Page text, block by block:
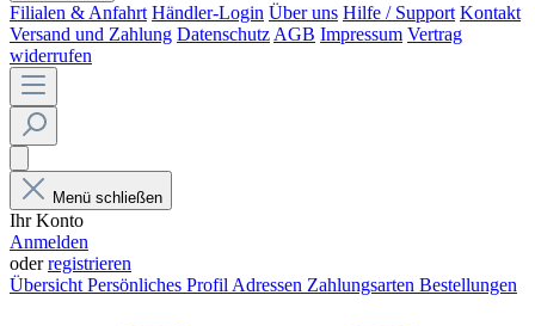
Filialen & Anfahrt Händler-Login Über uns Hilfe / Support Kontakt
Versand und Zahlung Datenschutz AGB Impressum Vertrag
widerrufen
Menü schließen
Ihr Konto
Anmelden
oderregistrieren
Übersicht Persönliches Profil Adressen Zahlungsarten Bestellungen